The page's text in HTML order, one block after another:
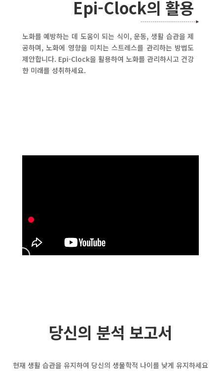
Epi-Clock의 활용
노화를 예방하는 데 도움이 되는 식이, 운동, 생활 습관을 제
공하며, 노화에 영향을 미치는 스트레스를 관리하는 방법도
제안합니다. Epi-Clock을 활용하여 노화를 관리하시고 건강
한 미래를 성취하세요.
당신의 분석 보고서
현재 생활 습관을 유지하여 당신의 생물학적 나이를 낮게 유지하세요